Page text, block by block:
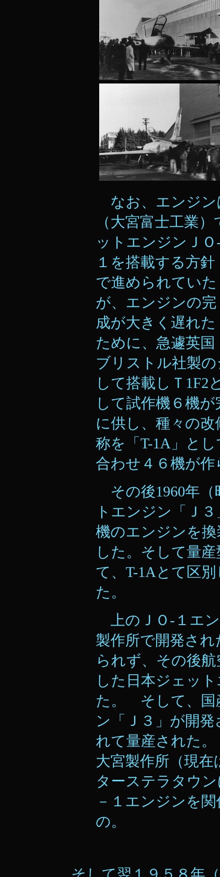
なお、エンジン
（大宮富士工業
ットエンジンＪＯ
１を搭載する方針
で進められていた
が、エンジンの完
成が大きく遅れた
ために、急遽英国
ブリストル社製
して搭載しＴ1F2
して試作機６機
に供し、種々の
称を「T-1A」と
合わせ４６機が作
その後1960年（
トエンジン「Ｊ
機のエンジンを
した。そして量
て、T-1Aとて区
た。
上のＪＯ-１エ
製作所で開発さ
られず、その後
した日本ジェッ
た。 そして、国
ン「Ｊ３」が開
れて量産された
大宮製作所（現
ターステラタウ
－１エンジンを
の。